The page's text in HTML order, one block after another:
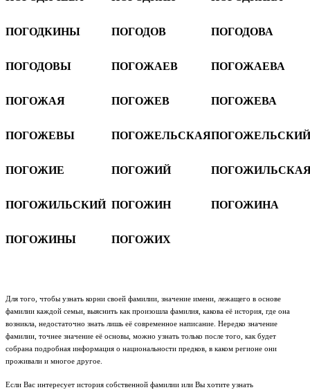
ПОГОДКИНЫ ПОГОДОВ ПОГОДОВА
ПОГОДОВЫ ПОГОЖАЕВ ПОГОЖАЕВА
ПОГОЖАЯ ПОГОЖЕВ ПОГОЖЕВА
ПОГОЖЕВЫ ПОГОЖЕЛЬСКАЯПОГОЖЕЛЬСКИЙ
ПОГОЖИЕ ПОГОЖИЙ
ПОГОЖИЛЬСКИЙ ПОГОЖИН ПОГОЖИНА
ПОГОЖИНЫ ПОГОЖИХ
Для того, чтобы узнать корни своей фамилии, значение имени, лежащего в основе
фамилии каждой семьи, выяснить как произошла фамилия, какова её история, где она
возникла, недостаточно знать лишь её современное написание. Нередко значение
фамилии, точнее значение её основы, можно узнать только после того, как будет
собрана подробная информация о национальности предков, в каком регионе они
проживали и многое другое.
Если Вас интересует история собственной фамилии или Вы хотите узнать